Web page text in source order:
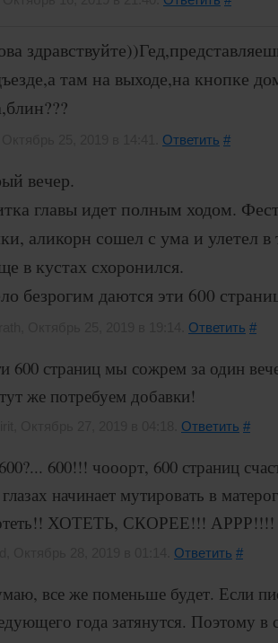
там на выходе,на кнопке
Ответить #
вечер.
главы идет полным ходом.
аликорн сошел с ума и улетел в
в кустах схоронился.
безрогим даются эти 600
Ответить #
600 страниц мы сожрем за один
же потребуем добавки!
Ответить #
600!!! чооорт, 600 страниц
начинает мутировать в
ХОТЕТЬ, СКОРЕЕ!!!
Ответить #
все же поменьше будет. Если
года затянутся. Поэтому